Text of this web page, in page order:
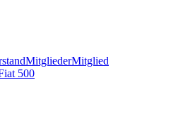
MitgliederMitglied
500